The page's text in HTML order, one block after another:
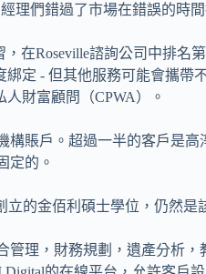
理們錯過了市場在錯誤的時
在Roseville諮詢公司中排名
綁定 - 但其他服務可能會攜
財富顧問（CPWA）。
構賬戶。超過一半的客戶是
定的。
立的金佰利碩士學位，仍然
管理，財務規劃，遺產分析